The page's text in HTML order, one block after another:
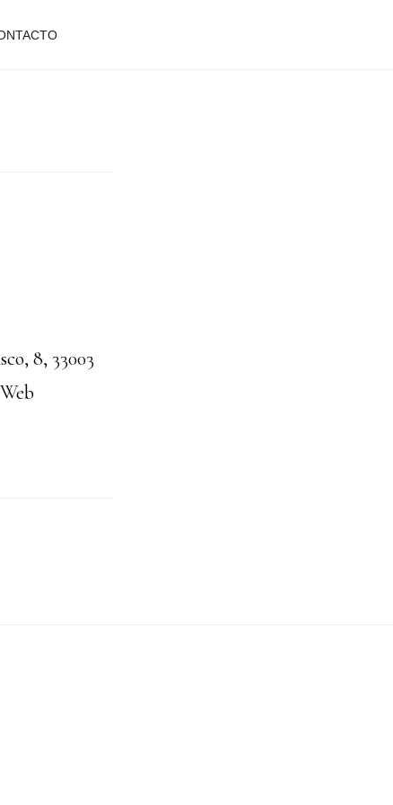
8, 33003